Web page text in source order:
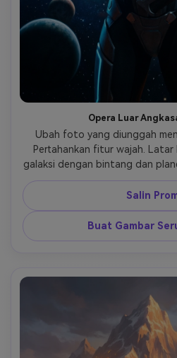
Opera Luar
Ubah foto yang diunggah
Pertahankan fitur wajah. Latar
galaksi dengan bintang dan
pencahayaan biru dan
Salin
Buat Gambar